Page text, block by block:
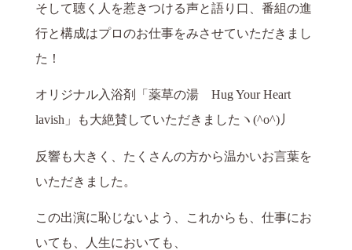
そして聴く人を惹きつける声と語り口、番組の進
行と構成はプロのお仕事をみさせていただきまし
た！
オリジナル入浴剤「薬草の湯 Hug Your Heart
lavish」も大絶賛していただきましたヽ(^o^)丿
反響も大きく、たくさんの方から温かいお言葉を
いただきました。
この出演に恥じないよう、これからも、仕事にお
いても、人生においても、